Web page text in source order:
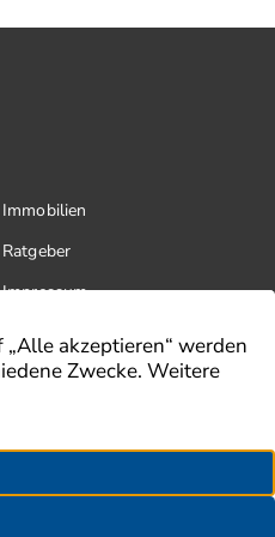
Immobilien
Ratgeber
Impressum
Datenschutz
AGB